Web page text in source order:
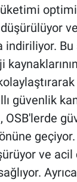
Bu
güvenlik
ve